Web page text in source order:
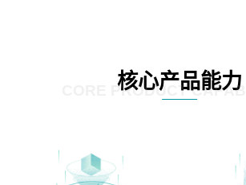
核心产品能力
CORE PRODUCT